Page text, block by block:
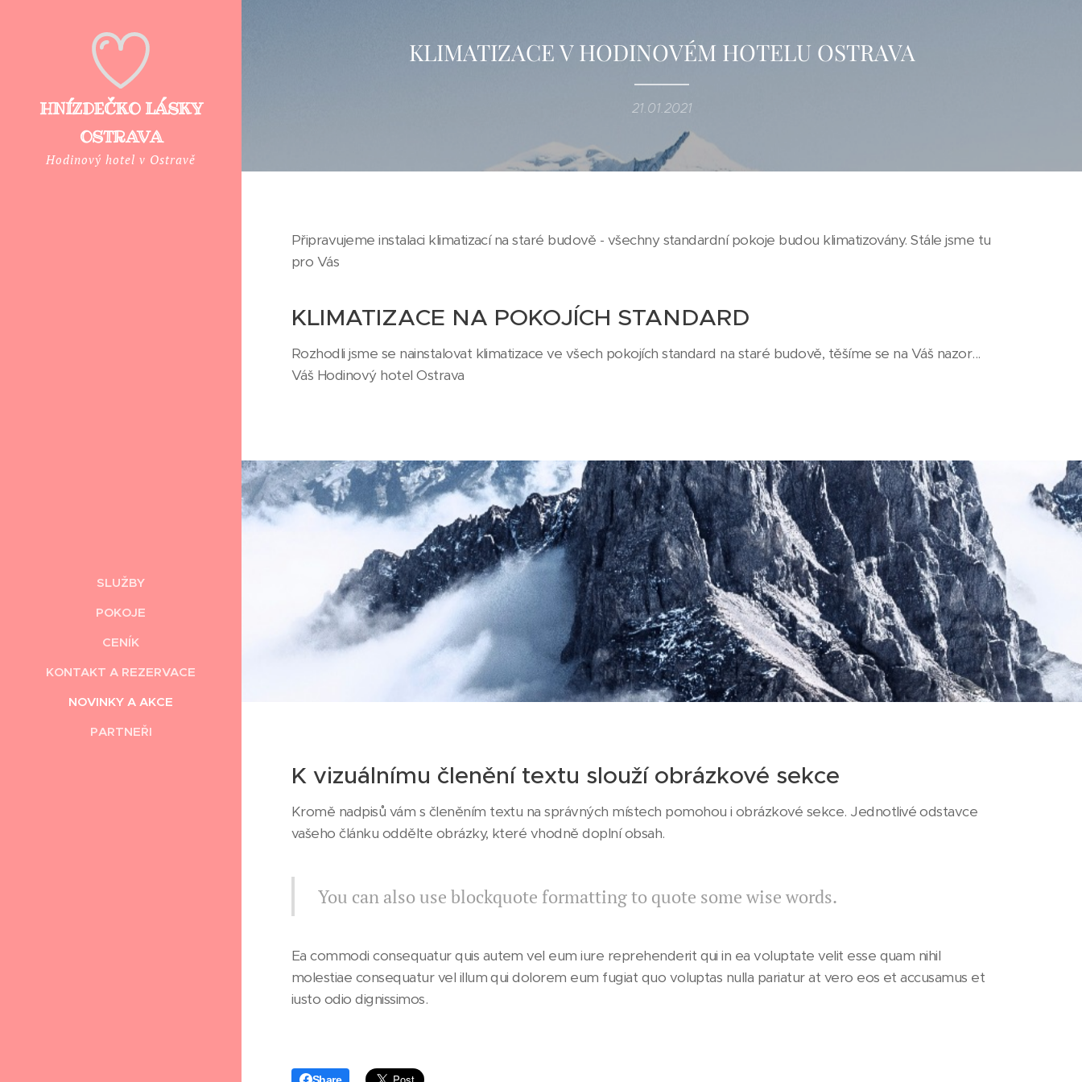
HNÍZDEČKO LÁSKY
OSTRAVA
Hodinový hotel v Ostravě
SLUŽBY
POKOJE
CENÍK
KONTAKT A REZERVACE
NOVINKY A AKCE
PARTNEŘI
KLIMATIZACE V HODINOVÉM HOTELU OSTRAVA
21.01.2021
Připravujeme instalaci klimatizací na staré budově - všechny standardní pokoje budou klimatizovány. Stále jsme tu
pro Vás
KLIMATIZACE NA POKOJÍCH STANDARD
Rozhodli jsme se nainstalovat klimatizace ve všech pokojích standard na staré budově, těšíme se na Váš nazor...
Váš Hodinový hotel Ostrava
K vizuálnímu členění textu slouží obrázkové sekce
Kromě nadpisů vám s členěním textu na správných místech pomohou i obrázkové sekce. Jednotlivé odstavce
vašeho článku oddělte obrázky, které vhodně doplní obsah.
You can also use blockquote formatting to quote some wise words.
Ea commodi consequatur quis autem vel eum iure reprehenderit qui in ea voluptate velit esse quam nihil
molestiae consequatur vel illum qui dolorem eum fugiat quo voluptas nulla pariatur at vero eos et accusamus et
iusto odio dignissimos.